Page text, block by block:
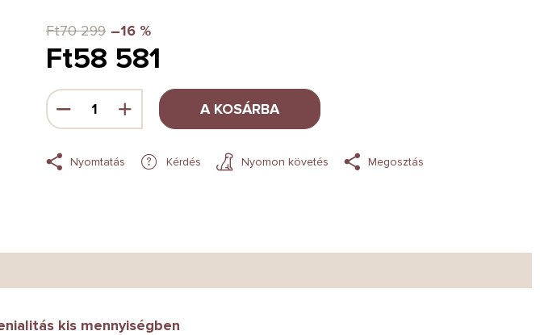
ÉRTÉKELÉSE
5-
0,0
CSILLAG.
Ft70 299 –16 %
Ft58 581
Egységár:
A KOSÁRBA
Nyomtatás Kérdés Nyomon követés Megosztás
kis mennyiségben